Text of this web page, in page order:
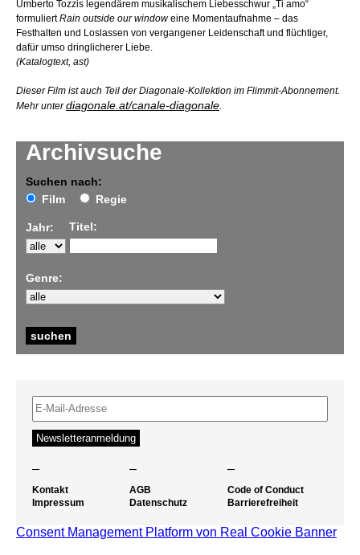
Archivsuche
Suchen nach:
Film
Regie
Jahr: Titel:
Genre:
Umberto Tozzis legendärem musikalischem Liebesschwur „Ti amo“
formuliertRain outside our windoweine Momentaufnahme – das
Festhalten und Loslassen von vergangener Leidenschaft und flüchtiger,
dafür umso dringlicherer Liebe.
(Katalogtext, ast)
Dieser Film ist auch Teil der Diagonale-Kollektion im Flimmit-Abonnement.
Mehr unterdiagonale.at/canale-diagonale.
– – –
Kontakt
Impressum
AGB
Datenschutz
Code of Conduct
Barrierefreiheit
Consent Management Platform von Real Cookie Banner